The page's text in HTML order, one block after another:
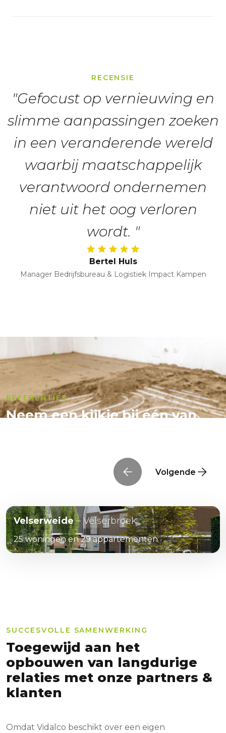
RECENSIE
"Gefocust op vernieuwing en
slimme aanpassingen zoeken
in een veranderende wereld
waarbij maatschappelijk
verantwoord ondernemen
niet uit het oog verloren
wordt. "
Bertel Huls
Manager Bedrijfsbureau & Logistiek Impact Kampen
REFERENTIES
Neem een kijkje bij één van
Volgende
Velserweide– Velserbroek
25 woningen en 29 appartementen
SUCCESVOLLE SAMENWERKING
Toegewijd aan het
opbouwen van langdurige
relaties met onze partners &
klanten
Omdat Vidalco beschikt over een eigen